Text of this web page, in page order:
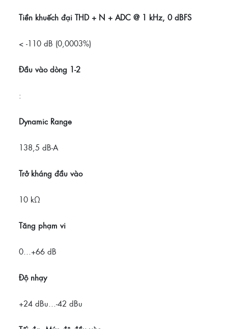
Tiền khuếch đại THD + N + ADC @ 1 kHz, 0 dBFS
< -110 dB (0,0003%)
Đầu vào dòng 1-2
:
Dynamic Range
138,5 dB-A
Trở kháng đầu vào
10 kΩ
Tăng phạm vi
0…+66 dB
Độ nhạy
+24 dBu…-42 dBu